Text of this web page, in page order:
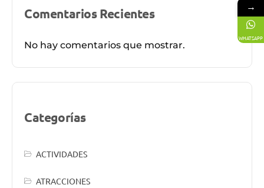
Comentarios Recientes
No hay comentarios que mostrar.
Categorías
ACTIVIDADES
ATRACCIONES
→
WHATSAPP